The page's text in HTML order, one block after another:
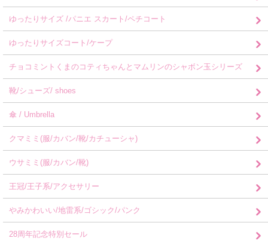
ゆったりサイズ /パニエ スカート/ペチコート
ゆったりサイズコート/ケープ
チョコミントくまのコティちゃんとマムリンのシャボン玉シリーズ
靴/シューズ/ shoes
傘 / Umbrella
クマミミ(服/カバン/靴/カチューシャ)
ウサミミ(服/カバン/靴)
王冠/王子系/アクセサリー
やみかわいい/地雷系/ゴシック/パンク
28周年記念特別セール